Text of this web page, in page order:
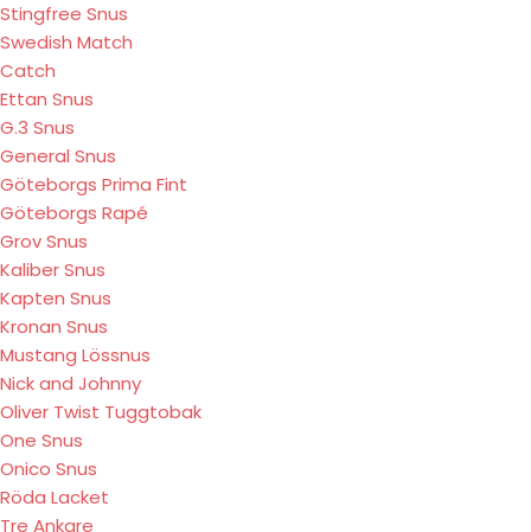
Stingfree Snus
Swedish Match
Catch
Ettan Snus
G.3 Snus
General Snus
Göteborgs Prima Fint
Göteborgs Rapé
Grov Snus
Kaliber Snus
Kapten Snus
Kronan Snus
Mustang Lössnus
Nick and Johnny
Oliver Twist Tuggtobak
One Snus
Onico Snus
Röda Lacket
Tre Ankare